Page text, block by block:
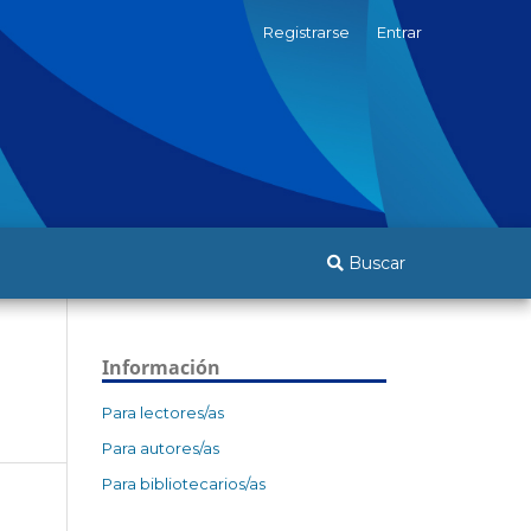
Buscar
Registrarse Entrar
Información
Para lectores/as
Para autores/as
Para bibliotecarios/as